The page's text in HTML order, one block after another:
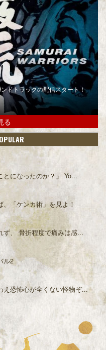
ドトラックの配信スタート！
る
とになったのか？」 Yo...
「ケンカ術」を見よ！
ず、 骨折程度で痛みは感...
ル2
え恐怖心が全くない怪物ぞ...